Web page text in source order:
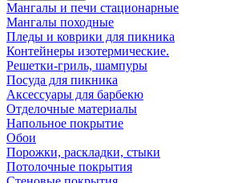
Мангалы и печи стационарные
Мангалы походные
Пледы и коврики для пикника
Контейнеры изотермические.
Решетки-гриль, шампуры
Посуда для пикника
Аксессуары для барбекю
Отделочные материалы
Напольное покрытие
Обои
Порожки, раскладки, стыки
Потолочные покрытия